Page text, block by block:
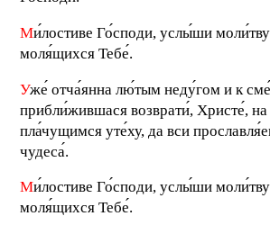
Ми́лостиве Го́споди, услы́ши
моля́щихся Тебе́.
Уже́ отча́янна лю́тым неду́гом и к
прибли́жившася возврати́, Христе́,
пла́чущимся уте́ху, да вси
чудеса́.
Ми́лостиве Го́споди, услы́ши
моля́щихся Тебе́.